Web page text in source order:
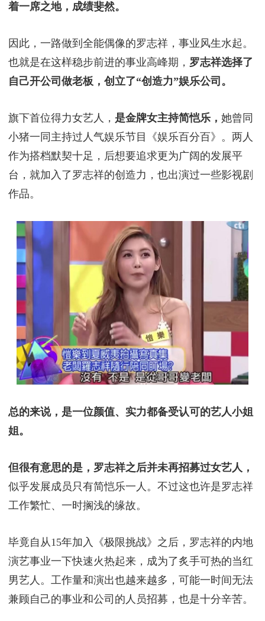
着一席之地，成绩斐然。
因此，一路做到全能偶像的罗志祥，事业风生水起。
也就是在这样稳步前进的事业高峰期， 罗志祥选择了
自己开公司做老板，创立了“创造力”娱乐公司。
旗下首位得力女艺人， 是金牌女主持简恺乐， 她曾同
小猪一同主持过人气娱乐节目《娱乐百分百》。两人
作为搭档默契十足，后想要追求更为广阔的发展平
台，就加入了罗志祥的创造力，也出演过一些影视剧
作品。
总的来说，是一位颜值、实力都备受认可的艺人小姐
姐。
但很有意思的是，罗志祥之后并未再招募过女艺人，
似乎发展成员只有简恺乐一人。不过这也许是罗志祥
工作繁忙、一时搁浅的缘故。
毕竟自从15年加入《极限挑战》之后，罗志祥的内地
演艺事业一下快速火热起来，成为了炙手可热的当红
男艺人。工作量和演出也越来越多，可能一时间无法
兼顾自己的事业和公司的人员招募，也是十分辛苦。